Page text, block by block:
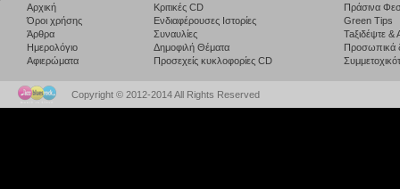
Αρχική
Όροι χρήσης
Άρθρα
Ημερολόγιο
Αφιερώματα
Κριτικές CD
Ενδιαφέρουσες Ιστορίες
Συναυλίες
Δημοφιλή Θέματα
Προσεχείς κυκλοφορίες CD
Πράσινα
Green Tips
Taξιδέψτε
Προσωπικά
Copyright © 2012-2014 All Rights Reserved